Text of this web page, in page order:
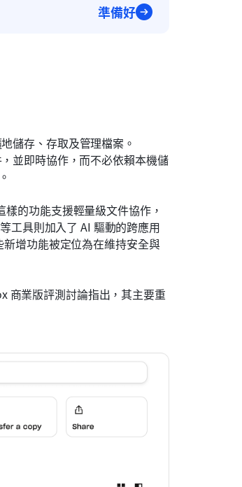
準備好
儲存、存取及管理檔案。
並即時協作，而不必依賴本機儲
的功能支援輕量級文件協作，
工具則加入了 AI 驅動的跨應用
增功能被定位為在維持安全與
商業版評測討論指出，其主要重